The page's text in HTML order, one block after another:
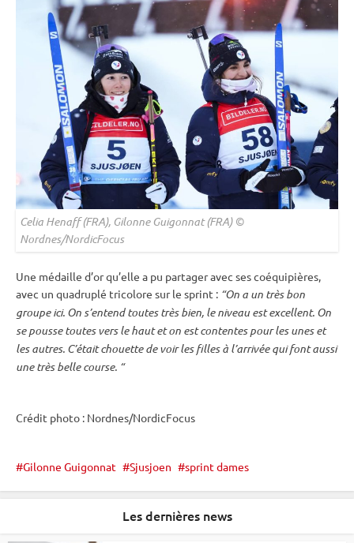
Celia Henaff (FRA), Gilonne Guigonnat (FRA) ©
Nordnes/NordicFocus
Une médaille d’or qu’elle a pu partager avec ses coéquipières,
avec un quadruplé tricolore sur le sprint : “On a un très bon
groupe ici. On s’entend toutes très bien, le niveau est excellent. On
se pousse toutes vers le haut et on est contentes pour les unes et
les autres. C’était chouette de voir les filles à l’arrivée qui font aussi
une très belle course. “
Crédit photo : Nordnes/NordicFocus
Gilonne Guigonnat Sjusjoen sprint dames
Les dernières news